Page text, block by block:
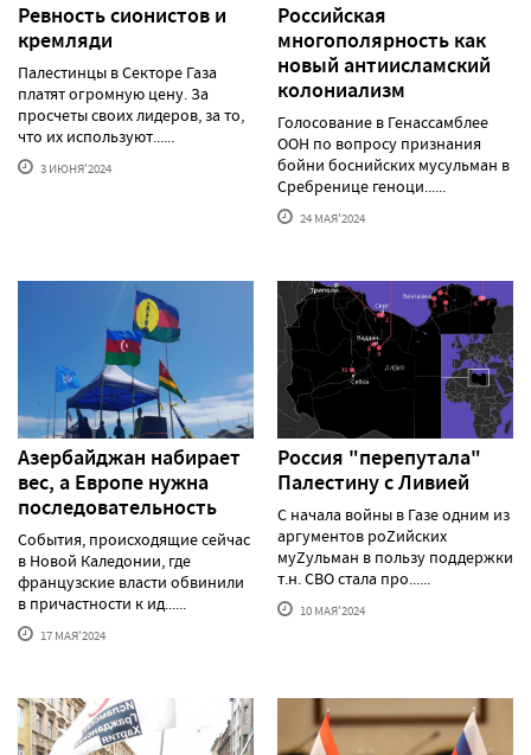
Ревность сионистов и
кремляди
Палестинцы в Секторе Газа
платят огромную цену. За
просчеты своих лидеров, за то,
что их используют......
3 ИЮНЯ'2024
Российская
многополярность как
новый антиисламский
колониализм
Голосование в Генассамблее
ООН по вопросу признания
бойни боснийских мусульман в
Сребренице геноци......
24 МАЯ'2024
Азербайджан набирает
вес, а Европе нужна
последовательность
События, происходящие сейчас
в Новой Каледонии, где
французские власти обвинили
в причастности к ид......
17 МАЯ'2024
Россия "перепутала"
Палестину с Ливией
С начала войны в Газе одним из
аргументов роZийских
муZульман в пользу поддержки
т.н. СВО стала про......
10 МАЯ'2024